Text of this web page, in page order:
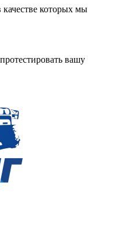
которых мы
вашу